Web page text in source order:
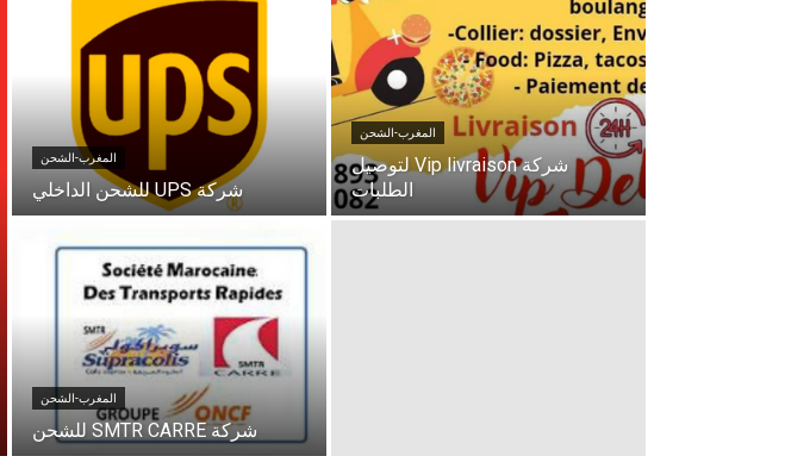
المغرب-الشحن
شركة UPS للشحن الداخلي
المغرب-الشحن
شركة Vip livraison لتوصيل
الطلبات
المغرب-الشحن
شركة SMTR CARRE للشحن